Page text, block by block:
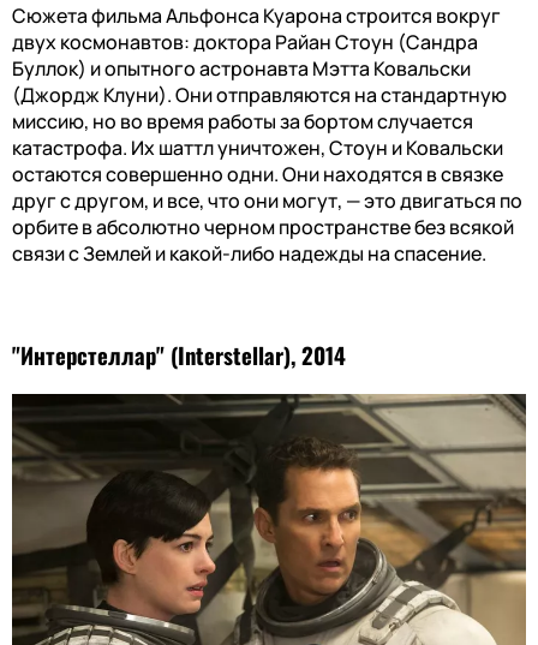
Сюжета фильма Альфонса Куарона строится вокруг
двух космонавтов: доктора Райан Стоун (Сандра
Буллок) и опытного астронавта Мэтта Ковальски
(Джордж Клуни). Они отправляются на стандартную
миссию, но во время работы за бортом случается
катастрофа. Их шаттл уничтожен, Стоун и Ковальски
остаются совершенно одни. Они находятся в связке
друг с другом, и все, что они могут, — это двигаться по
орбите в абсолютно черном пространстве без всякой
связи с Землей и какой-либо надежды на спасение.
"Интерстеллар" (Interstellar), 2014